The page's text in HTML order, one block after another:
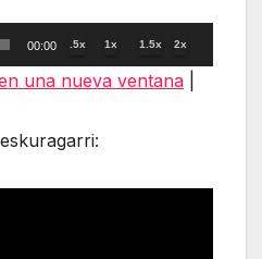
00:00 .5x 1x 1.5x 2x
una nueva ventana